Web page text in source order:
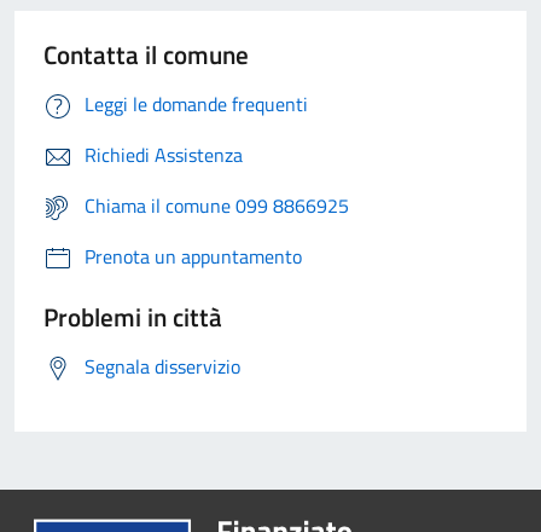
Contatta il comune
Leggi le domande frequenti
Richiedi Assistenza
Chiama il comune 099 8866925
Prenota un appuntamento
Problemi in città
Segnala disservizio